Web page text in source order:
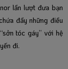
lần lượt đưa bạn
đầy những điều
tóc gáy” với hệ
đi.